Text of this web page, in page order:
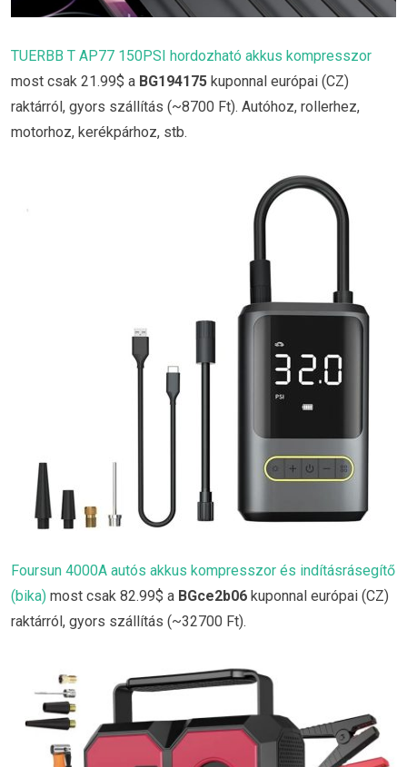
TUERBB T AP77 150PSI hordozható akkus kompresszor
most csak 21.99$ a BG194175 kuponnal európai (CZ)
raktárról, gyors szállítás (~8700 Ft). Autóhoz, rollerhez,
motorhoz, kerékpárhoz, stb.
Foursun 4000A autós akkus kompresszor és indításrásegítő
(bika) most csak 82.99$ a BGce2b06 kuponnal európai (CZ)
raktárról, gyors szállítás (~32700 Ft).